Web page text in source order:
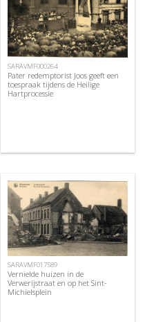
SARAVMF000264
Pater redemptorist Joos geeft een
toespraak tijdens de Heilige
Hartprocessie
SARAVMF017589
Vernielde huizen in de
Verwerijstraat en op het Sint-
Michielsplein